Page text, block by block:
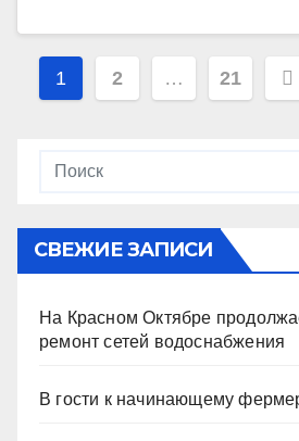
Пагинация
1 2 … 21
СВЕЖИЕ ЗАПИСИ
На Красном Октябре
ремонт сетей водоснабжения
В гости к начинающему